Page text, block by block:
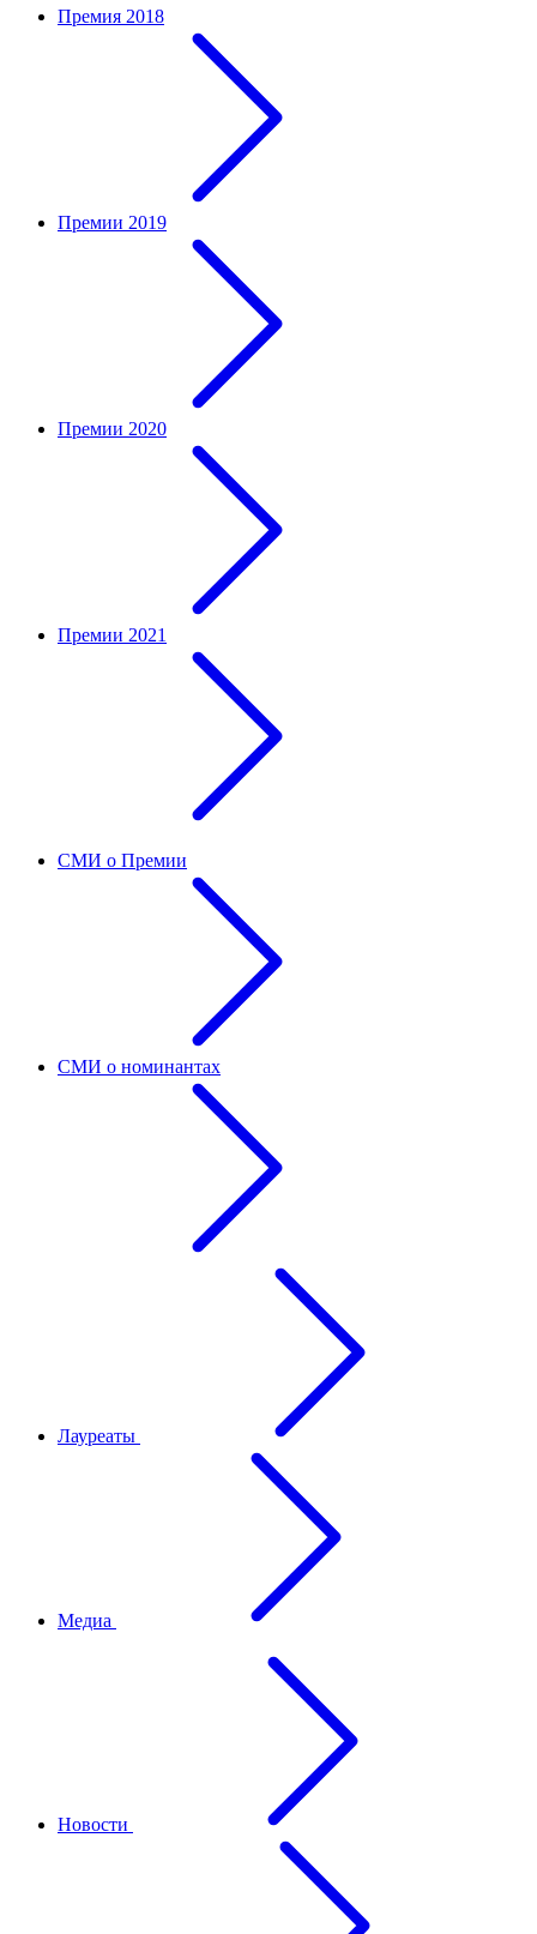
Премия 2018
Премии 2019
Премии 2020
Премии 2021
СМИ о Премии
СМИ о номинантах
Лауреаты
Медиа
Новости